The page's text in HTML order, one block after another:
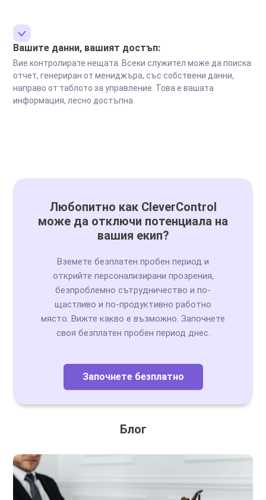
Вашите данни, вашият достъп:
Вие контролирате нещата. Всеки служител може да поиска
отчет, генериран от мениджъра, със собствени данни,
направо от таблото за управление. Това е вашата
информация, лесно достъпна.
Любопитно как CleverControl
може да отключи потенциала на
вашия екип?
Вземете безплатен пробен период и
открийте персонализирани прозрения,
безпроблемно сътрудничество и по-
щастливо и по-продуктивно работно
място. Вижте какво е възможно. Започнете
своя безплатен пробен период днес.
Започнете безплатно
Блог